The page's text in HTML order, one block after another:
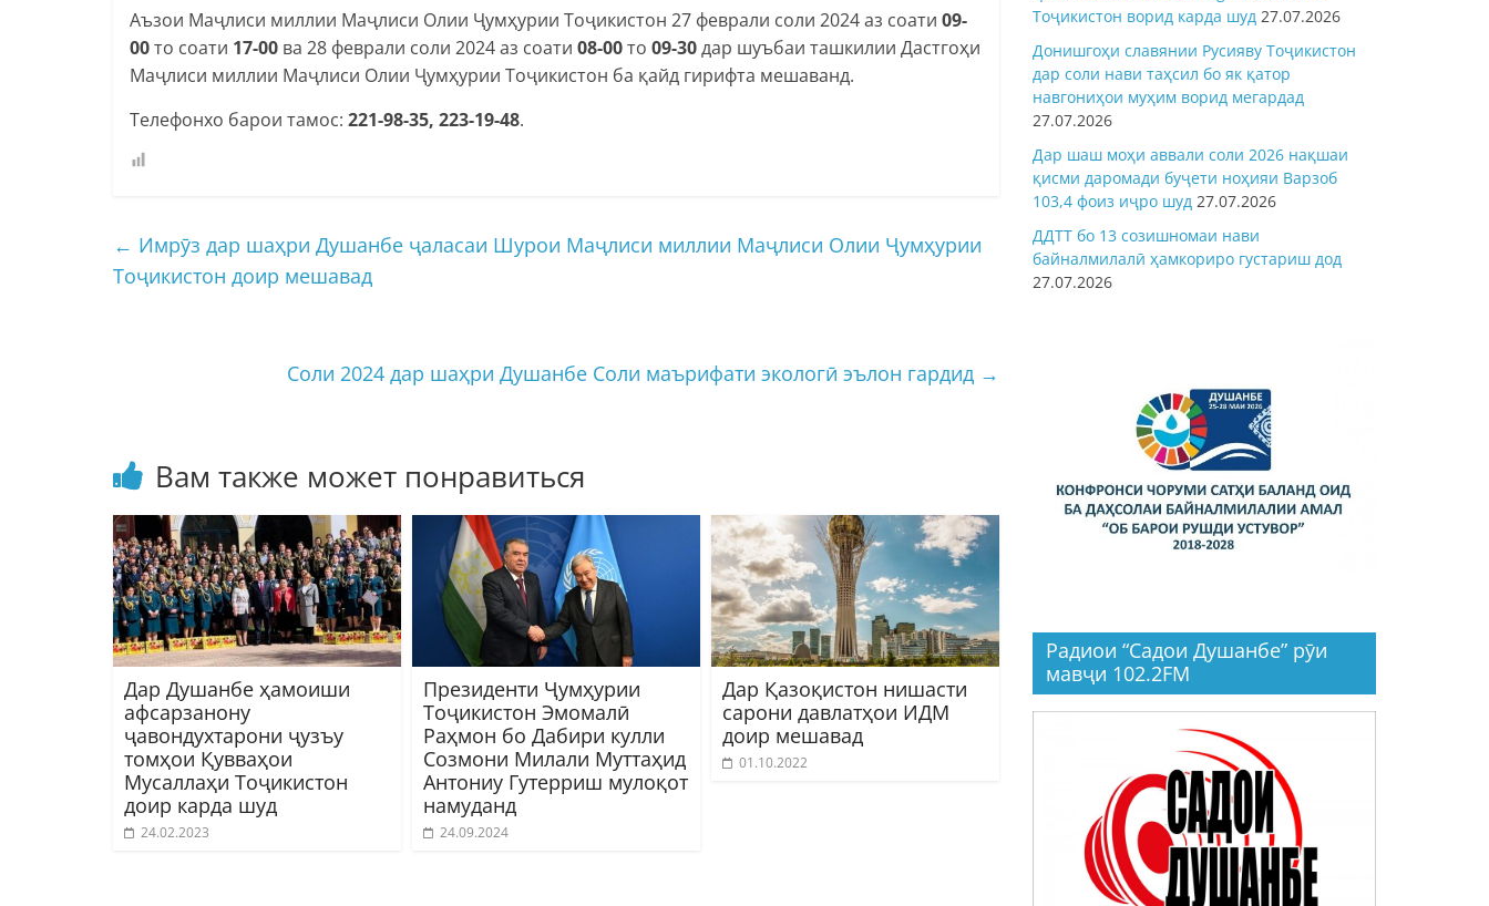
Аъзои Маҷлиси миллии Маҷлиси Олии Ҷумҳурии Тоҷикистон 27 феврали соли 2024 аз соати 09-
00то соати 17-00 ва 28 феврали соли 2024 аз соати 08-00то 09-30дар шуъбаи ташкилии Дастгоҳи
Маҷлиси миллии Маҷлиси Олии Ҷумҳурии Тоҷикистон ба қайд гирифта мешаванд.
Телефонхо барои тамос: 221-98-35, 223-19-48.
← Имрӯз дар шаҳри Душанбе ҷаласаи Шурои Маҷлиси миллии Маҷлиси Олии Ҷумҳурии
Тоҷикистон доир мешавад
Соли 2024 дар шаҳри Душанбе Соли маърифати экологӣ эълон гардид →
Вам также может понравиться
Дар Душанбе ҳамоиши
афсарзанону
ҷавондухтарони ҷузъу
томҳои Қувваҳои
Мусаллаҳи Тоҷикистон
доир карда шуд
24.02.2023
Президенти Ҷумҳурии
Тоҷикистон Эмомалӣ
Раҳмон бо Дабири кулли
Созмони Милали Муттаҳид
Антониу Гутерриш мулоқот
намуданд
24.09.2024
Дар Қазоқистон нишасти
сарони давлатҳои ИДМ
доир мешавад
01.10.2022
Тоҷикистон ворид карда шуд 27.07.2026
Донишгоҳи славянии Русияву Тоҷикистон
дар соли нави таҳсил бо як қатор
навгониҳои муҳим ворид мегардад
27.07.2026
Дар шаш моҳи аввали соли 2026 нақшаи
қисми даромади буҷети ноҳияи Варзоб
103,4 фоиз иҷро шуд 27.07.2026
ДДТТ бо 13 созишномаи нави
байналмилалӣ ҳамкориро густариш дод
27.07.2026
Радиои “Садои Душанбе” рӯи
мавҷи 102.2FM